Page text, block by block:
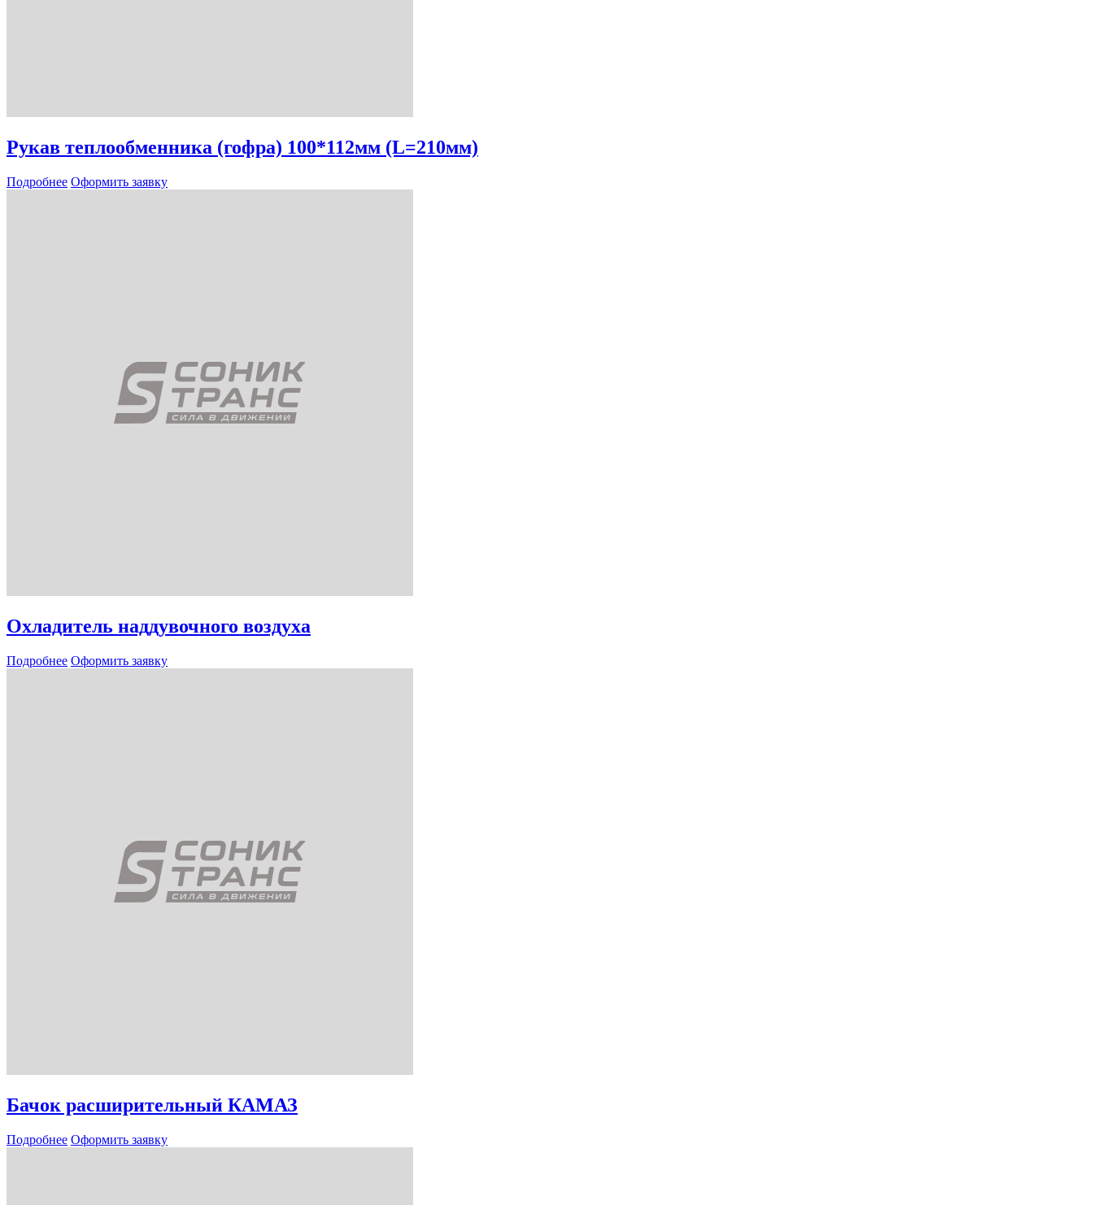
Рукав теплообменника (гофра) 100*112мм (L=210мм)
Подробнее Оформить заявку
Охладитель наддувочного воздуха
Подробнее Оформить заявку
Бачок расширительный КАМАЗ
Подробнее Оформить заявку